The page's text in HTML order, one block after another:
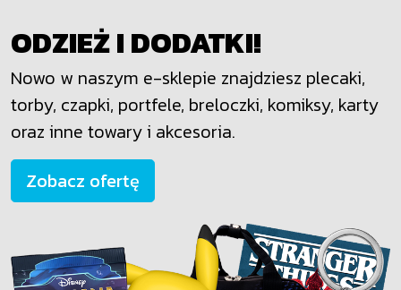
ODZIEŻ I DODATKI!
Nowo w naszym e-sklepie znajdziesz plecaki,
torby, czapki, portfele, breloczki, komiksy, karty
oraz inne towary i akcesoria.
Zobacz ofertę